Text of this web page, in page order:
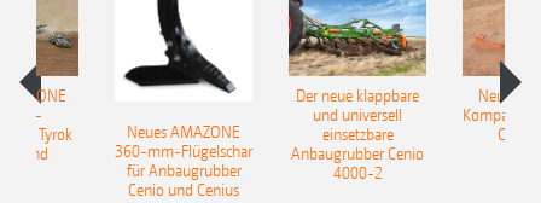
Tyrok
Neues AMAZONE
360-mm-Flügelschar
für Anbaugrubber
Cenio und Cenius
Der neue klappbare
und universell
einsetzbare
Anbaugrubber Cenio
4000-2
Neue